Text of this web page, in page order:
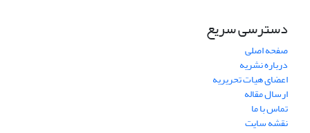
دسترسی سریع
صفحه اصلی
درباره نشریه
اعضای هیات تحریریه
ارسال مقاله
تماس با ما
نقشه سایت